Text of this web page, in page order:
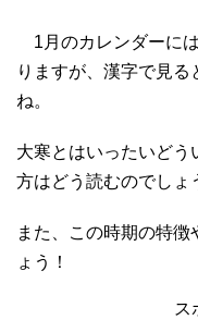
1月のカレンダーに
りますが、漢字で見
ね。
大寒とはいったいどう
方はどう読むのでしょ
また、この時期の特
ょう！
ス